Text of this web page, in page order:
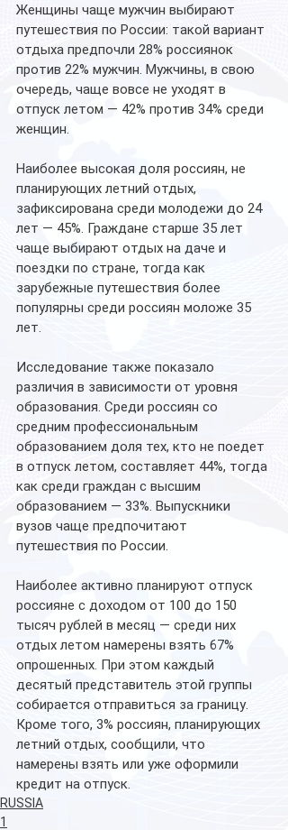
Женщины чаще мужчин выбирают
путешествия по России: такой вариант
отдыха предпочли 28% россиянок
против 22% мужчин. Мужчины, в свою
очередь, чаще вовсе не уходят в
отпуск летом — 42% против 34% среди
женщин.
Наиболее высокая доля россиян, не
планирующих летний отдых,
зафиксирована среди молодежи до 24
лет — 45%. Граждане старше 35 лет
чаще выбирают отдых на даче и
поездки по стране, тогда как
зарубежные путешествия более
популярны среди россиян моложе 35
лет.
Исследование также показало
различия в зависимости от уровня
образования. Среди россиян со
средним профессиональным
образованием доля тех, кто не поедет
в отпуск летом, составляет 44%, тогда
как среди граждан с высшим
образованием — 33%. Выпускники
вузов чаще предпочитают
путешествия по России.
Наиболее активно планируют отпуск
россияне с доходом от 100 до 150
тысяч рублей в месяц — среди них
отдых летом намерены взять 67%
опрошенных. При этом каждый
десятый представитель этой группы
собирается отправиться за границу.
Кроме того, 3% россиян, планирующих
летний отдых, сообщили, что
намерены взять или уже оформили
кредит на отпуск.
RUSSIA
1